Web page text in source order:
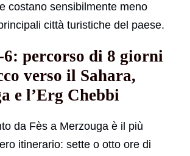
costano sensibilmente meno
città turistiche del paese.
percorso di 8 giorni
verso il Sahara,
e l’Erg Chebbi
da Fès a Merzouga è il più
itinerario: sette o otto ore di